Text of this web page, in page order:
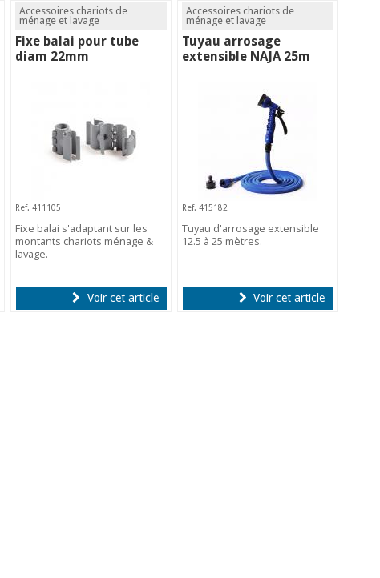
Accessoires chariots de
ménage et lavage
Fixe balai pour tube
diam 22mm
Ref. 411105
Fixe balai s'adaptant sur les
montants chariots ménage &
lavage.
Voir cet article
Accessoires chariots de
ménage et lavage
Tuyau arrosage
extensible NAJA 25m
Ref. 415182
Tuyau d'arrosage extensible
12.5 à 25 mètres.
Voir cet article